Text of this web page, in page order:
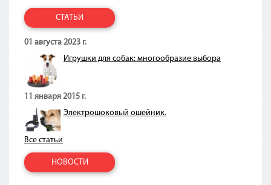
СТАТЬИ
01 августа 2023 г.
Игрушки для собак: многообразие выбора
11 января 2015 г.
Электрошоковый ошейник.
Все статьи
НОВОСТИ